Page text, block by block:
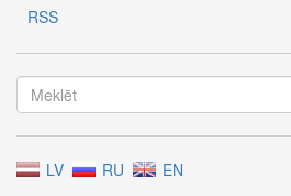
RSS
LV RU EN